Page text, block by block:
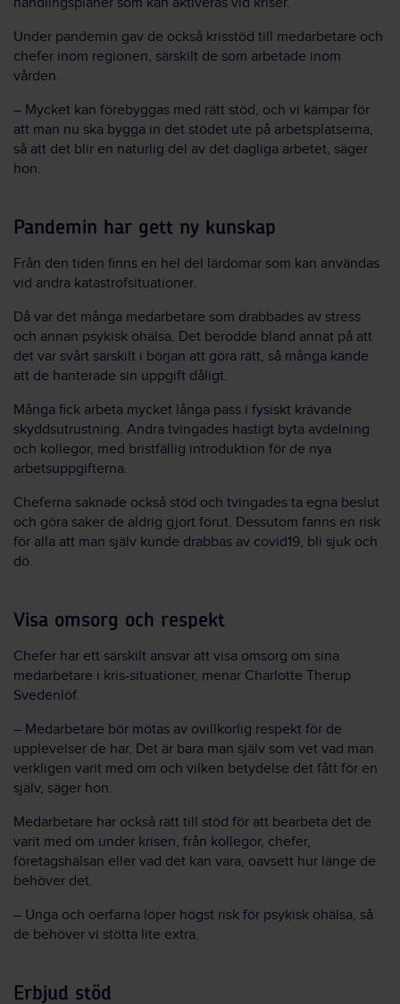
Under pandemin gav de också krisstöd till medarbetare och
chefer inom regionen, särskilt de som arbetade inom
vården.
– Mycket kan förebyggas med rätt stöd, och vi kämpar för
att man nu ska bygga in det stödet ute på arbetsplatserna,
så att det blir en naturlig del av det dagliga arbetet, säger
hon.
Pandemin har gett ny kunskap
Från den tiden finns en hel del lärdomar som kan användas
vid andra katastrofsituationer.
Då var det många medarbetare som drabbades av stress
och annan psykisk ohälsa. Det berodde bland annat på att
det var svårt särskilt i början att göra rätt, så många kände
att de hanterade sin uppgift dåligt.
Många fick arbeta mycket långa pass i fysiskt krävande
skyddsutrustning. Andra tvingades hastigt byta avdelning
och kollegor, med bristfällig introduktion för de nya
arbetsuppgifterna.
Cheferna saknade också stöd och tvingades ta egna beslut
och göra saker de aldrig gjort förut. Dessutom fanns en risk
för alla att man själv kunde drabbas av covid19, bli sjuk och
dö.
Visa omsorg och respekt
Chefer har ett särskilt ansvar att visa omsorg om sina
medarbetare i kris-situationer, menar Charlotte Therup
Svedenlöf.
– Medarbetare bör mötas av ovillkorlig respekt för de
upplevelser de har. Det är bara man själv som vet vad man
verkligen varit med om och vilken betydelse det fått för en
själv, säger hon.
Medarbetare har också rätt till stöd för att bearbeta det de
varit med om under krisen, från kollegor, chefer,
företagshälsan eller vad det kan vara, oavsett hur länge de
behöver det.
– Unga och oerfarna löper högst risk för psykisk ohälsa, så
de behöver vi stötta lite extra.
Erbjud stöd